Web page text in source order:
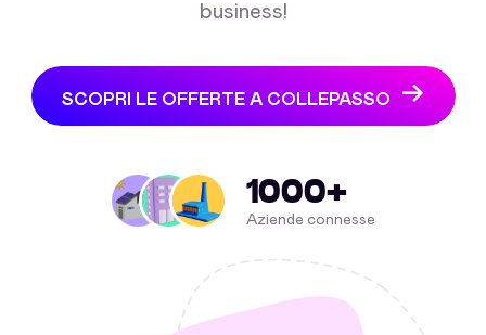
business!
SCOPRI LE OFFERTE A COLLEPASSO
1000+
Aziende connesse